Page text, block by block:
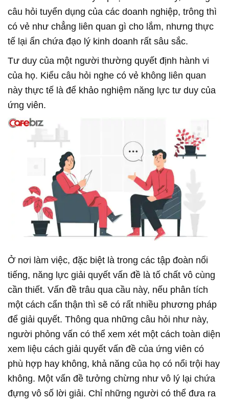
câu hỏi tuyển dụng của các doanh nghiệp, trông thì
có vẻ như chẳng liên quan gì cho lắm, nhưng thực
tế lại ẩn chứa đạo lý kinh doanh rất sâu sắc.
Tư duy của một người thường quyết định hành vi
của họ. Kiểu câu hỏi nghe có vẻ không liên quan
này thực tế là để khảo nghiệm năng lực tư duy của
ứng viên.
Ở nơi làm việc, đặc biệt là trong các tập đoàn nổi
tiếng, năng lực giải quyết vấn đề là tố chất vô cùng
cần thiết. Vấn đề trâu qua cầu này, nếu phân tích
một cách cẩn thận thì sẽ có rất nhiều phương pháp
để giải quyết. Thông qua những câu hỏi như này,
người phỏng vấn có thể xem xét một cách toàn diện
xem liệu cách giải quyết vấn đề của ứng viên có
phù hợp hay không, khả năng của họ có nổi trội hay
không. Một vấn đề tưởng chừng như vô lý lại chứa
đựng vô số lời giải. Chỉ những người có thể đưa ra